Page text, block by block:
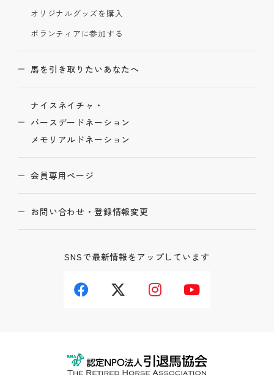
オリジナルグッズを購入
ボランティアに参加する
馬を引き取りたいあなたへ
ナイスネイチャ・
バースデードネーション
メモリアルドネーション
会員専用ページ
お問い合わせ・登録情報変更
SNSで最新情報をアップしています